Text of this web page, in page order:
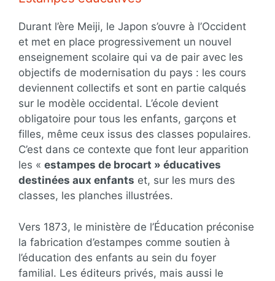
Durant l’ère Meiji, le Japon s’ouvre à l’Occident
et met en place progressivement un nouvel
enseignement scolaire qui va de pair avec les
objectifs de modernisation du pays : les cours
deviennent collectifs et sont en partie calqués
sur le modèle occidental. L’école devient
obligatoire pour tous les enfants, garçons et
filles, même ceux issus des classes populaires.
C’est dans ce contexte que font leur apparition
les « estampes de brocart » éducatives
destinées aux enfants et, sur les murs des
classes, les planches illustrées.
Vers 1873, le ministère de l’Éducation préconise
la fabrication d’estampes comme soutien à
l’éducation des enfants au sein du foyer
familial. Les éditeurs privés, mais aussi le